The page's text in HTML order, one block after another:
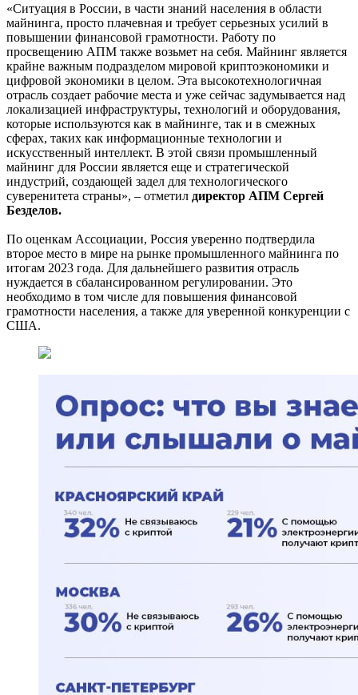
«Ситуация в России, в части знаний населения в области
майнинга, просто плачевная и требует серьезных усилий в
повышении финансовой грамотности. Работу по
просвещению АПМ также возьмет на себя. Майнинг является
крайне важным подразделом мировой криптоэкономики и
цифровой экономики в целом. Эта высокотехнологичная
отрасль создает рабочие места и уже сейчас задумывается над
локализацией инфраструктуры, технологий и оборудования,
которые используются как в майнинге, так и в смежных
сферах, таких как информационные технологии и
искусственный интеллект. В этой связи промышленный
майнинг для России является еще и стратегической
индустрий, создающей задел для технологического
суверенитета страны», – отметил директор АПМ Сергей
Безделов.
По оценкам Ассоциации, Россия уверенно подтвердила
второе место в мире на рынке промышленного майнинга по
итогам 2023 года. Для дальнейшего развития отрасль
нуждается в сбалансированном регулировании. Это
необходимо в том числе для повышения финансовой
грамотности населения, а также для уверенной конкуренции с
США.